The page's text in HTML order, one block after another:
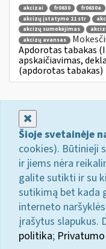
akcizai fr0630 fr0630a
akcizų įstatymo 11 str
akcizų sumokėjimas
akcizų avansas
Apdorotas tabakas
apskaičiavimas,
(apdorotas tabakas)
Šioje svetainėje
cookies). Būtinieji
ir jiems nėra
galite sutikti ir su
sutikimą bet kada
interneto
įrašytus slapukus.
politika;